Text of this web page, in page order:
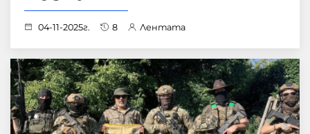
04-11-2025г. 8 Лентата